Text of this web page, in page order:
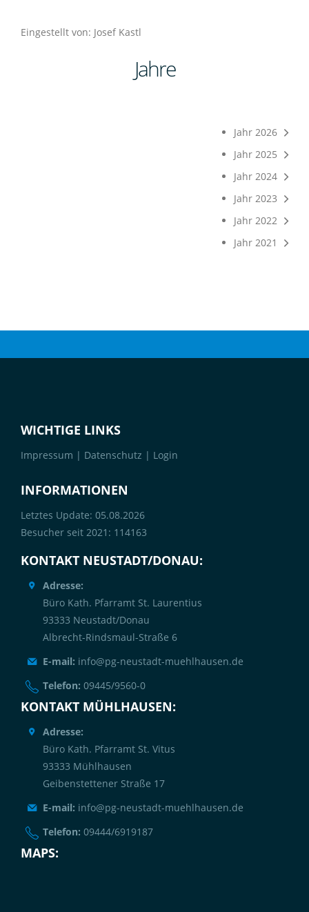
Eingestellt von: Josef Kastl
Jahre
Jahr 2026
Jahr 2025
Jahr 2024
Jahr 2023
Jahr 2022
Jahr 2021
WICHTIGE LINKS
Impressum | Datenschutz | Login
INFORMATIONEN
Letztes Update: 05.08.2026
Besucher seit 2021: 114163
KONTAKT NEUSTADT/DONAU:
Adresse:
Büro Kath. Pfarramt St. Laurentius
93333 Neustadt/Donau
Albrecht-Rindsmaul-Straße 6
E-mail: info@pg-neustadt-muehlhausen.de
Telefon: 09445/9560-0
KONTAKT MÜHLHAUSEN:
Adresse:
Büro Kath. Pfarramt St. Vitus
93333 Mühlhausen
Geibenstettener Straße 17
E-mail: info@pg-neustadt-muehlhausen.de
Telefon: 09444/6919187
MAPS: